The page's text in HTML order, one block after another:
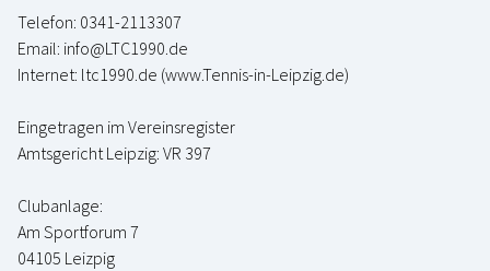
Telefon: 0341-2113307
Email: info@LTC1990.de
Internet: ltc1990.de (www.Tennis-in-Leipzig.de)
Eingetragen im Vereinsregister
Amtsgericht Leipzig: VR 397
Clubanlage:
Am Sportforum 7
04105 Leizpig